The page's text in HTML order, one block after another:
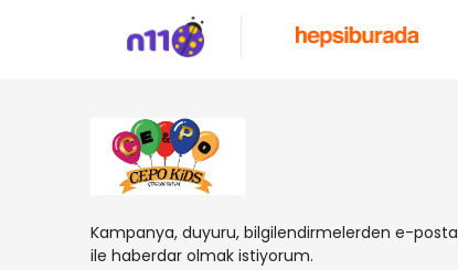
Kampanya, duyuru, bilgilendirmelerden e-posta
ile haberdar olmak istiyorum.